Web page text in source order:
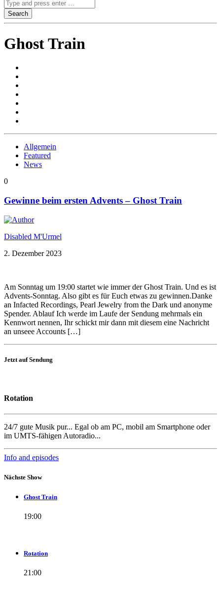
Ghost Train
Allgemein
Featured
News
0
Gewinne beim ersten Advents – Ghost Train
Disabled M'Urmel
2. Dezember 2023
Am Sonntag um 19:00 startet wie immer der Ghost Train. Und es ist
Advents-Sonntag. Also gibt es für Euch etwas zu gewinnen.Danke
an Infacted Recordings, Pearl Jewelry from the Dark und anonyme
Spender. Ablauf Ich werde im Laufe der Sendung mehrmals ein
Kennwort nennen, Ihr schickt mir dann mit diesem eine Nachricht
an unseee Accounts […]
Jetzt auf Sendung
Rotation
24/7 gute Musik pur... Egal ob am PC, mobil am Smartphone oder
im UMTS-fähigen Autoradio...
Info and episodes
Nächste Show
Ghost Train
19:00
Rotation
21:00